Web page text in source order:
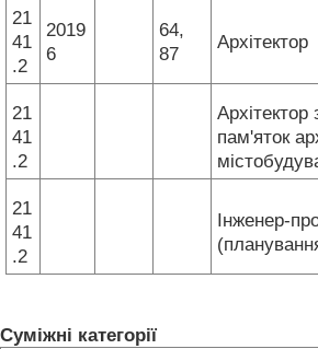
21
41
.2
2019
6
64,
87
Архітектор
21
41
.2
Архітектор
пам'яток
21
41
.2
Інженер-
Суміжні категорії